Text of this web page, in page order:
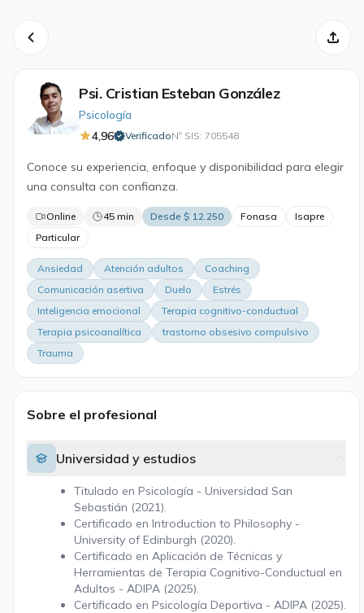
Psi. Cristian Esteban González
Psicología
4,96
VerificadoNº SIS: 705548·
Conoce su experiencia, enfoque y disponibilidad para elegir
una consulta con confianza.
Online 45 min Desde $ 12.250 Fonasa
Isapre
Particular
Ansiedad Atención adultos
Coaching
Comunicación asertiva
Duelo
Estrés
Inteligencia emocional
Terapia cognitivo-conductual
Terapia psicoanalítica
trastorno obsesivo compulsivo
Trauma
Sobre el profesional
Universidad y estudios
Titulado en Psicología - Universidad San
Sebastián (2021).
Certificado en Introduction to Philosophy -
University of Edinburgh (2020).
Certificado en Aplicación de Técnicas y
Herramientas de Terapia Cognitivo-Conductual en
Adultos - ADIPA (2025).
Certificado en Psicología Deportiva - ADIPA (2025).